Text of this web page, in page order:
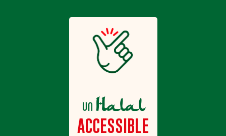
unHalal
ACCESSIBLE